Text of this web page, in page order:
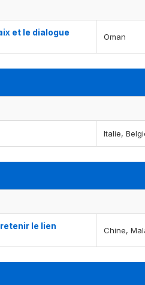
et le dialogue
Oman
Italie,
le lien
Chine,